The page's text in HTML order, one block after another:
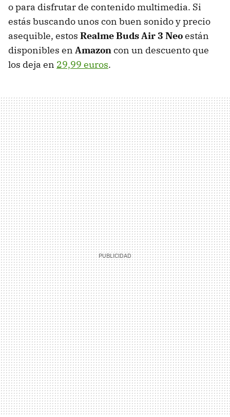
o para disfrutar de contenido multimedia. Si
estás buscando unos con buen sonido y precio
asequible, estos Realme Buds Air 3 Neoestán
disponibles en Amazoncon un descuento que
los deja en 29,99 euros.